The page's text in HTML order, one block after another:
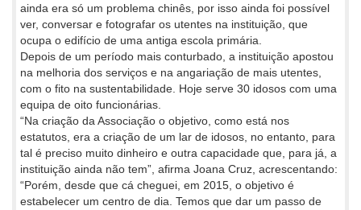
ainda era só um problema chinês, por isso ainda foi possível
ver, conversar e fotografar os utentes na instituição, que
ocupa o edifício de uma antiga escola primária.
Depois de um período mais conturbado, a instituição apostou
na melhoria dos serviços e na angariação de mais utentes,
com o fito na sustentabilidade. Hoje serve 30 idosos com uma
equipa de oito funcionárias.
“Na criação da Associação o objetivo, como está nos
estatutos, era a criação de um lar de idosos, no entanto, para
tal é preciso muito dinheiro e outra capacidade que, para já, a
instituição ainda não tem”, afirma Joana Cruz, acrescentando:
“Porém, desde que cá cheguei, em 2015, o objetivo é
estabelecer um centro de dia. Temos que dar um passo de